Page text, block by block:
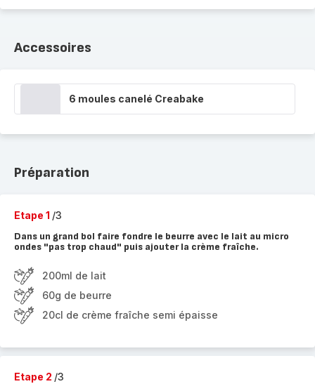
Accessoires
6 moules canelé Creabake
Préparation
Etape 1 /3
Dans un grand bol faire fondre le beurre avec le lait au micro
ondes "pas trop chaud" puis ajouter la crème fraîche.
200ml de lait
60g de beurre
20cl de crème fraîche semi épaisse
Etape 2 /3